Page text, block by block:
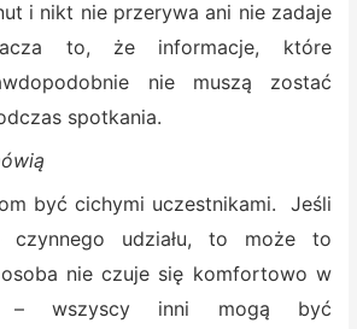
i nikt nie przerywa ani nie zadaje
to, że informacje, które
nie muszą zostać
spotkania.
być cichymi uczestnikami. Jeśli
udziału, to może to
nie czuje się komfortowo w
– wszyscy inni mogą być